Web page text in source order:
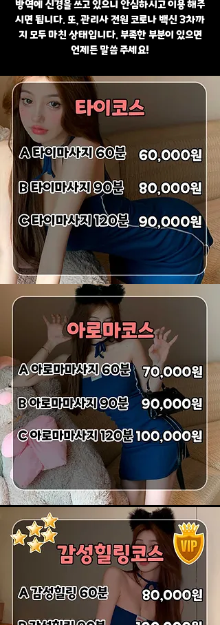
방역에 신경을 쓰고 있으니 안심하시고 이용 해주
시면 됩니다. 또, 관리사 전원 코로나 백신 3차까
지 모두 마친 상태입니다. 부족한 부분이 있으면
언제든 말씀 주세요!